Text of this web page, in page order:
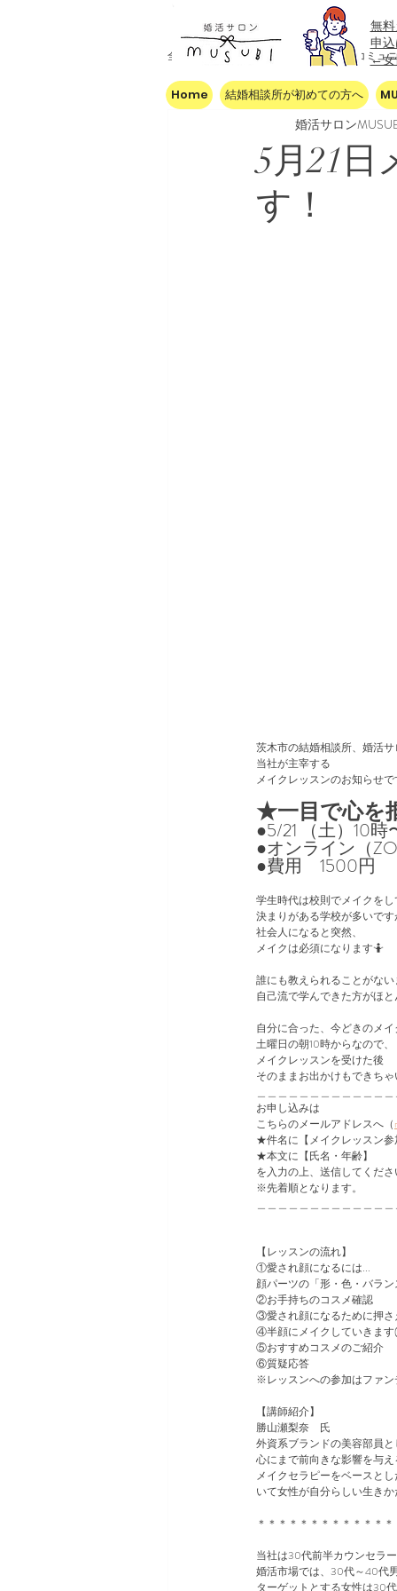
無
申
←
Home 結婚相談所が初めての方へ
全ての記事 今すぐ始める コミュ
5月21
す！
婚活サロン
茨木市の結婚相談所、婚活
⁡当社が主宰する
メイクレッスンのお知らせ
★一目で心を
●5/21 （土）10時
●オンライン（
●費用　1500円⁡
学生時代は校則でメイクを
決まりがある学校が多いで
社会人になると突然、
メイクは必須になります🤷⁡
誰にも教えられることがな
自己流で学んできた方がほ
自分に合った、今どきのメ
土曜日の朝10時からなので、⁡
メイクレッスンを受けた後⁡
そのままお出かけもできち
お申し込みは⁡
こちらのメールアドレスへ（
★件名に【メイクレッスン参
★本文に【氏名・年齢】
を入力の上、送信してくだ
※先着順となります。⁡
【レッスンの流れ】⁡
①愛され顔になるには...⁡
顔パーツの「形・色・バラ
②お手持ちのコスメ確認⁡
③愛され顔になるために押さ
④半顔にメイクしていきます
⑤おすすめコスメのご紹介⁡
⑥質疑応答⁡
※レッスンへの参加はファ
【講師紹介】⁡
勝山瀬梨奈　氏⁡
外資系ブランドの美容部員
心にまで前向きな影響を与
メイクセラピーをベースと
いて女性が自分らしい生き
＊＊＊＊＊＊＊＊＊＊＊＊
当社は30代前半カウンセラ
婚活市場では、30代～40代
ターゲットとする女性は30